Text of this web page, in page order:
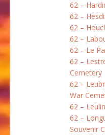
62 –
62 –
62 –
62 –
62 – Le
62 –
Cemetery
62 –
War
62 –
62 –
Souvenir